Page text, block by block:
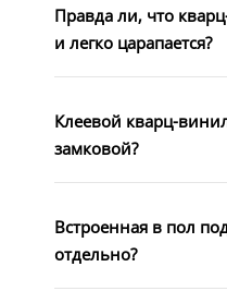
Правда ли, что
и легко царапается?
Клеевой кварц-
замковой?
Встроенная в пол
отдельно?